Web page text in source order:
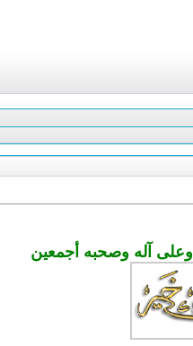
وعلى آله وصحبه أجمعين